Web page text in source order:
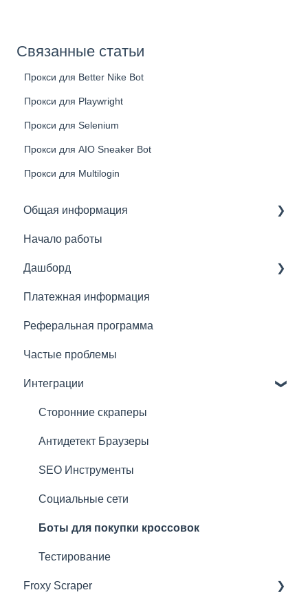
Связанные статьи
Прокси для Better Nike Bot
Прокси для Playwright
Прокси для Selenium
Прокси для AIO Sneaker Bot
Прокси для Multilogin
Общая информация
Основное
Резидентные прокси
Мобильные прокси
Серверные прокси
Быстрые прокси
Преимущества прокси Froxy
Начало работы
Дашборд
Основное
Что можно сделать с подпиской
Рекомендации по подключению прокси
Платежная информация
Реферальная программа
Частые проблемы
Интеграции
Сторонние скраперы
Антидетект Браузеры
SEO Инструменты
Социальные сети
Боты для покупки кроссовок
Тестирование
Froxy Scraper